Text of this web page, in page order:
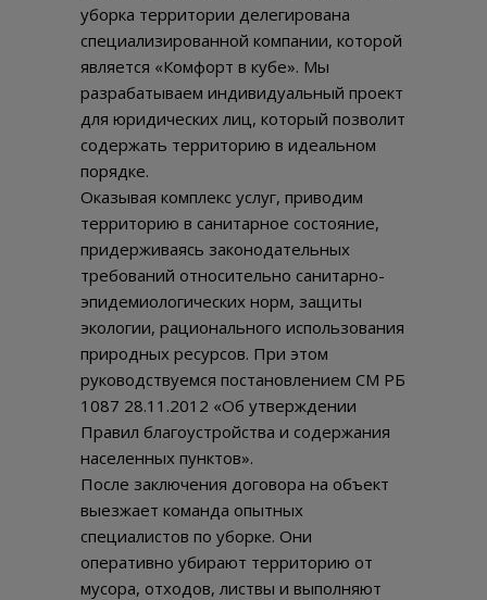
уборка территории делегирована
специализированной компании, которой
является «Комфорт в кубе». Мы
разрабатываем индивидуальный проект
для юридических лиц, который позволит
содержать территорию в идеальном
порядке.
Оказывая комплекс услуг, приводим
территорию в санитарное состояние,
придерживаясь законодательных
требований относительно санитарно-
эпидемиологических норм, защиты
экологии, рационального использования
природных ресурсов. При этом
руководствуемся постановлением СМ РБ
1087 28.11.2012 «Об утверждении
Правил благоустройства и содержания
населенных пунктов».
После заключения договора на объект
выезжает команда опытных
специалистов по уборке. Они
оперативно убирают территорию от
мусора, отходов, листвы и выполняют